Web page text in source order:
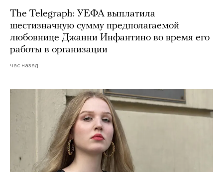
The Telegraph: УЕФА выплатила
шестизначную сумму предполагаемой
любовнице Джанни Инфантино во время его
работы в организации
час назад